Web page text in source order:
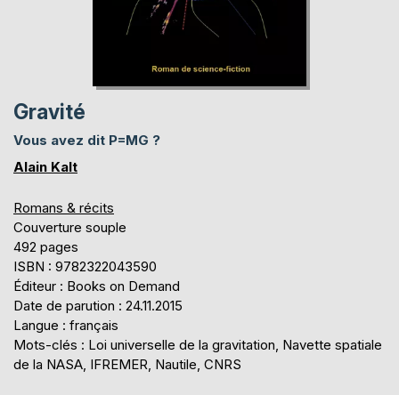
Gravité
Vous avez dit P=MG ?
Alain Kalt
Romans & récits
Couverture souple
492 pages
ISBN : 9782322043590
Éditeur : Books on Demand
Date de parution : 24.11.2015
Langue : français
Mots-clés : Loi universelle de la gravitation, Navette spatiale
de la NASA, IFREMER, Nautile, CNRS